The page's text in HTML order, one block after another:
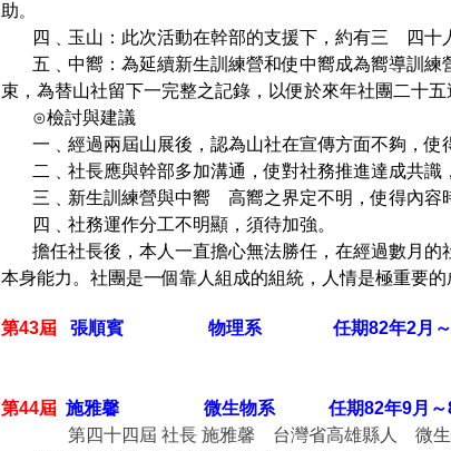
助。
四﹑玉山：此次活動在幹部的支援下，約有三 四十
五﹑中嚮：為延續新生訓練營和使中嚮成為嚮導訓練
束，為替山社留下一完整之記錄，以便於來年社團二十
⊙檢討與建議
一﹑經過兩屆山展後，認為山社在宣傳方面不夠，使
二﹑社長應與幹部多加溝通，使對社務推進達成共識
三﹑新生訓練營與中嚮 高嚮之界定不明，使得內容
四﹑社務運作分工不明顯，須待加強。
擔任社長後，本人一直擔心無法勝任，在經過數月的
本身能力。社團是一個靠人組成的組統，人情是極重要
第43屆 張順賓 物理系 任期82年2月～82
第44屆 施雅馨 微生物系 任期82年9月～83
第四十四屆 社長施雅馨 台灣省高雄縣人 微生